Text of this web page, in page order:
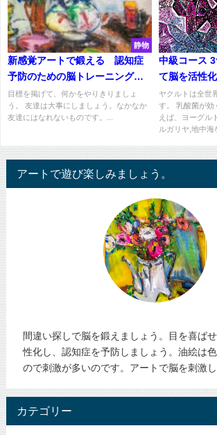
静物
新感覚アートで鍛える 認知症
予防のための脳トレーニング上
級⑧
目標を掲げて、何かをやりきりましょ
う。 友達は大事にしましょう。なかなか
友達にはなれないものです。...
中級コース
て脳を活性
ヤクルトは全世
す。 乳酸菌が効
えば、ヨーグル
ルガリヤ,地中海
アートで遊び楽しみましょう。
間違い探しで脳を鍛えましょう。目を喜ば
性化し、認知症を予防しましょう。油絵は
ので刺激が多いのです。アートで脳を刺激し
カテゴリー